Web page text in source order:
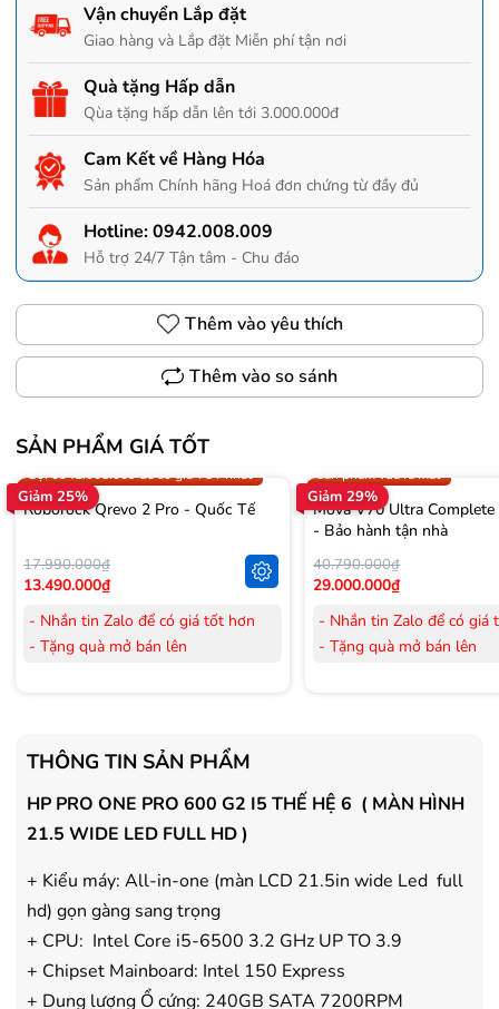
Vận chuyển Lắp đặt
Giao hàng và Lắp đặt Miễn phí tận nơi
Quà tặng Hấp dẫn
Qùa tặng hấp dẫn lên tới 3.000.000đ
Cam Kết về Hàng Hóa
Sản phẩm Chính hãng Hoá đơn chứng từ đầy đủ
Hotline:0942.008.009
Hỗ trợ 24/7 Tận tâm - Chu đáo
Thêm vào yêu thích
Thêm vào so sánh
SẢN PHẨM GIÁ TỐT
Giảm 25%
Trợ giá 300.000đ
Gọi 0942.008.009 để có giá TỐT nhất
Roborock Qrevo 2 Pro - Quốc Tế
17.990.000₫
13.490.000₫
- Nhắn tin Zalo để có giá tốt hơn
- Tặng quà mở bán lên
- Tặng Voucher trị giá
150.000đ
mua Máy lọc Không khí
- Cam kết hàng mới 100%.
- Lắp đặt, HDSD tại nhà nội thành
- Vận chuyển Toàn Quốc.
- Bảo hành 24 tháng chính hãng
Giảm 29%
Sản phẩm vừa ra mắt
Mova V70 Ultra
- Bảo hành tận nhà
40.790.000₫
29.000.000₫
- Nhắn tin Zalo để có giá
- Tặng quà mở bán lên
- Cam kết hàng mới
- Vận chuyển Toàn Quốc.
THÔNG TIN SẢN PHẨM
HP PRO ONE PRO 600 G2 I5 THẾ HỆ 6 ( MÀN HÌNH
21.5 WIDE LED FULL HD )
+ Kiểu máy: All-in-one (màn LCD 21.5in wide Led full
hd) gọn gàng sang trọng
+ CPU: Intel Core i5-6500 3.2 GHz UP TO 3.9
+ Chipset Mainboard: Intel 150 Express
+ Dung lượng Ổ cứng: 240GB SATA 7200RPM